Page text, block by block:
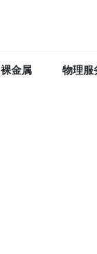
裸金属 物理服